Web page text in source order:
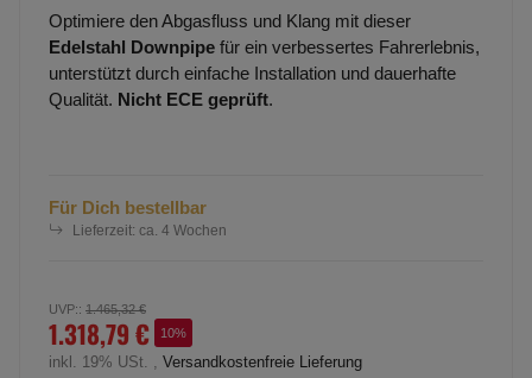
Optimiere den Abgasfluss und Klang mit dieser
Edelstahl Downpipe für ein verbessertes Fahrerlebnis,
unterstützt durch einfache Installation und dauerhafte
Qualität. Nicht ECE geprüft.
Für Dich bestellbar
Lieferzeit: ca. 4 Wochen
UVP:: 1.465,32 €
1.318,79 € 10%
inkl. 19% USt. , Versandkostenfreie Lieferung